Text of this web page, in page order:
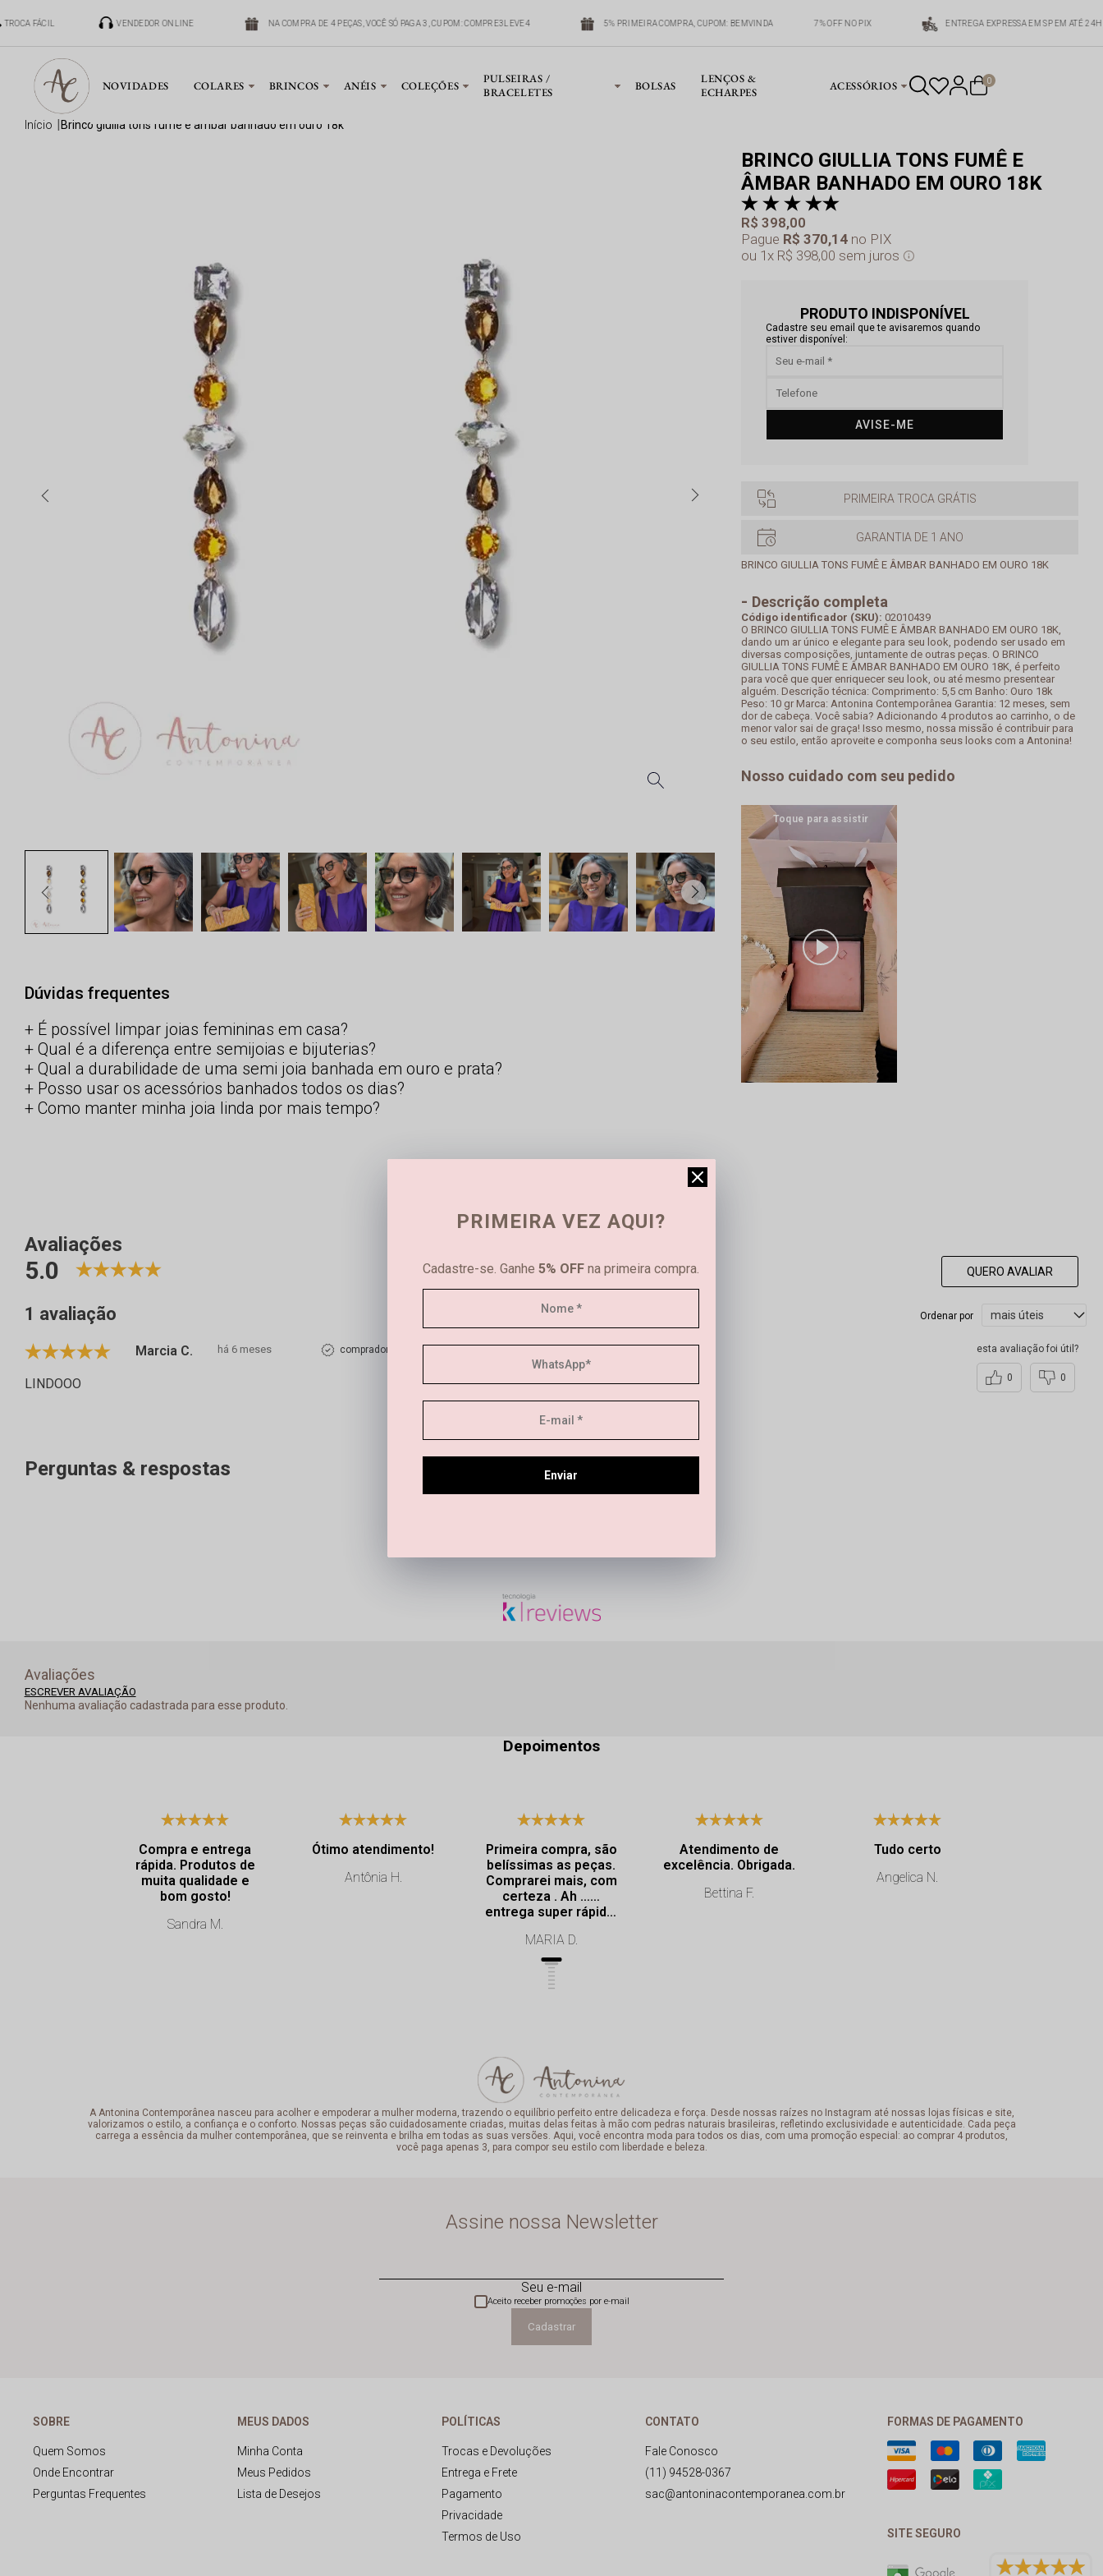
TROCA FÁCIL VENDEDOR ONLINE NA COMPRA DE 4 PEÇAS, VOCÊ SÓ PAGA 3, CUPOM: COMPRE3LEVE4 5% PRIMEIRA COMPRA, CUPOM: BEMVINDA 7% OFF NO PIX ENTREGA EXPRESSA EM SP EM ATÉ 24H
NOVIDADES COLARES BRINCOS ANÉIS COLEÇÕES
PULSEIRAS /
BRACELETES
BOLSAS
LENÇOS &
ECHARPES
ACESSÓRIOS 0
início brinco giullia tons fumê e âmbar banhado em ouro 18k
Dúvidas frequentes
É possível limpar joias femininas em casa?
Qual é a diferença entre semijoias e bijuterias?
Qual a durabilidade de uma semi joia banhada em ouro e prata?
Posso usar os acessórios banhados todos os dias?
Como manter minha joia linda por mais tempo?
BRINCO GIULLIA TONS FUMÊ E
ÂMBAR BANHADO EM OURO 18K
Pague R$ 370,14 no PIX
R$ 398,00
1x R$ 398,00 sem juros
PRODUTO INDISPONÍVEL
Cadastre seu email que te avisaremos quando
estiver disponível:
AVISE-ME
PRIMEIRA TROCA GRÁTIS
GARANTIA DE 1 ANO
BRINCO GIULLIA TONS FUMÊ E ÂMBAR BANHADO EM OURO 18K
Descrição completa
Código identificador (SKU): 02010439
O BRINCO GIULLIA TONS FUMÊ E ÂMBAR BANHADO EM OURO 18K,
dando um ar único e elegante para seu look, podendo ser usado em
diversas composições, juntamente de outras peças. O BRINCO
GIULLIA TONS FUMÊ E ÂMBAR BANHADO EM OURO 18K, é perfeito
para você que quer enriquecer seu look, ou até mesmo presentear
alguém. Descrição técnica: Comprimento: 5,5 cm Banho: Ouro 18k
Peso: 10 gr Marca: Antonina Contemporânea Garantia: 12 meses, sem
dor de cabeça. Você sabia? Adicionando 4 produtos ao carrinho, o de
menor valor sai de graça! Isso mesmo, nossa missão é contribuir para
o seu estilo, então aproveite e componha seus looks com a Antonina!
Nosso cuidado com seu pedido
Avaliações
5.0 QUERO AVALIAR
1 avaliação Ordenar por
Marcia C. há 6 meses comprador verificado
LINDOOO
esta avaliação foi útil?
0 0
Perguntas & respostas
Avaliações
ESCREVER AVALIAÇÃO
Nenhuma avaliação cadastrada para esse produto.
Depoimentos
Compra e entrega
rápida. Produtos de
muita qualidade e
bom gosto!
Sandra M.
Ótimo atendimento!
Antônia H.
Primeira compra, são
belíssimas as peças.
Comprarei mais, com
certeza . Ah ……
entrega super rápida.
excelência.
MARIA D.
Atendimento de
excelência. Obrigada.
Bettina F.
Tudo certo
Angelica N.
A Antonina Contemporânea nasceu para acolher e empoderar a mulher moderna, trazendo o equilíbrio perfeito entre delicadeza e força. Desde nossas raízes no Instagram até nossas lojas físicas e site,
valorizamos o estilo, a confiança e o conforto. Nossas peças são cuidadosamente criadas, muitas delas feitas à mão com pedras naturais brasileiras, refletindo exclusividade e autenticidade. Cada peça
carrega a essência da mulher contemporânea, que se reinventa e brilha em todas as suas versões. Aqui, você encontra moda para todos os dias, com uma promoção especial: ao comprar 4 produtos,
você paga apenas 3, para compor seu estilo com liberdade e beleza.
Assine nossa Newsletter
Seu e-mail
Cadastrar
Aceito receber promoções por e-mail
SOBRE
Quem Somos
Onde Encontrar
Perguntas Frequentes
MEUS DADOS
Minha Conta
Meus Pedidos
Lista de Desejos
POLÍTICAS
Trocas e Devoluções
Entrega e Frete
Pagamento
Privacidade
Termos de Uso
CONTATO
Fale Conosco
(11) 94528-0367
sac@antoninacontemporanea.com.br
FORMAS DE PAGAMENTO
SITE SEGURO
PRIMEIRA VEZ AQUI?
Cadastre-se. Ganhe 5% OFF na primeira compra.
Enviar